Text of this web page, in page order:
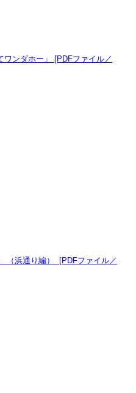
ンダホー」 [PDFファイル／
（浜通り編） [PDFファイル／